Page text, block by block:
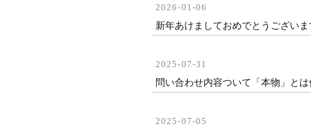
2026-01-06
新年あけましておめでとうございま
2025-07-31
問い合わせ内容ついて「本物」とは
2025-07-05